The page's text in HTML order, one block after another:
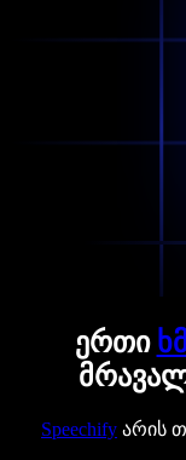
ერთი
Speechify არის